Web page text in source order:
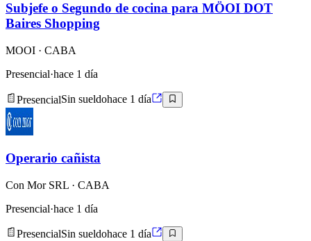
Subjefe o Segundo de cocina para MÖOI DOT
Baires Shopping
MOOI · CABA
Presencial·hace 1 día
PresencialSin sueldohace 1 día
Operario cañista
Con Mor SRL · CABA
Presencial·hace 1 día
PresencialSin sueldohace 1 día